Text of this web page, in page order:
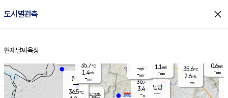
도시별관측 close
홈
현재날씨 육상
양주
36.4℃
3.4
-mm
파주금촌
35.6℃
2.6m/s
-mm
탄현
36.5℃
0.6m/s
-mm
남방
-m/s
-mm
35.7℃
1.4m/s
-mm
1.1 m/s
-mm